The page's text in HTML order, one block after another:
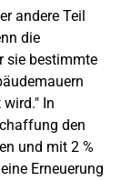
andere Teil
die
sie bestimmte
In
den
und mit 2 %
Erneuerung